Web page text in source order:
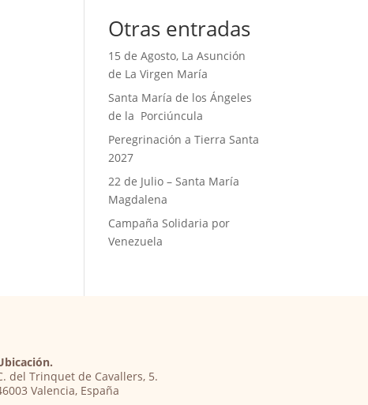
Otras entradas
15 de Agosto, La Asunción
de La Virgen María
Santa María de los Ángeles
de la Porciúncula
Peregrinación a Tierra Santa
2027
22 de Julio – Santa María
Magdalena
Campaña Solidaria por
Venezuela
del Trinquet de Cavallers, 5.
Valencia, España